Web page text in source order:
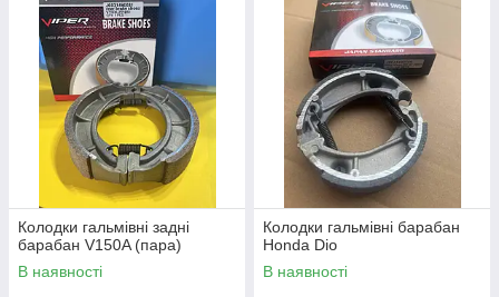
Колодки гальмівні задні
барабан V150A (пара)
В наявності
Колодки гальмівні барабан
Honda Dio
В наявності